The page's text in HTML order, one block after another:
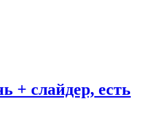
+ слайдер, есть